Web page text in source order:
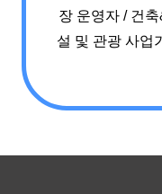
장 운영자/건축
설 및 관광 사업